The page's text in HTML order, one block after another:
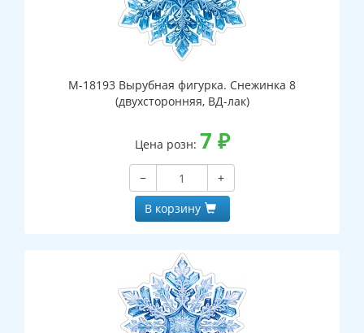
М-18193 Вырубная фигурка. Снежинка 8
(двухсторонняя, ВД-лак)
Цена розн: 7 ₽
−
+
В корзину